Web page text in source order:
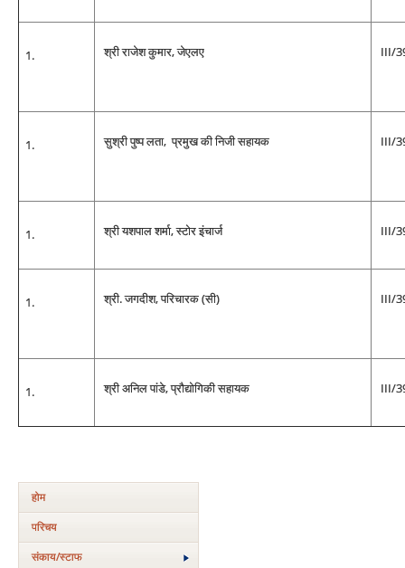
श्री राजेश कुमार, जेएलए III/
सुश्री पुष्प लता, प्रमुख की निजी सहायक III/
श्री यशपाल शर्मा, स्टोर इंचार्ज III/
श्री. जगदीश, परिचारक (सी) III/
श्री अनिल पांडे, प्रौद्योगिकी सहायक III/
होम
परिचय
संकाय/स्‍टाफ